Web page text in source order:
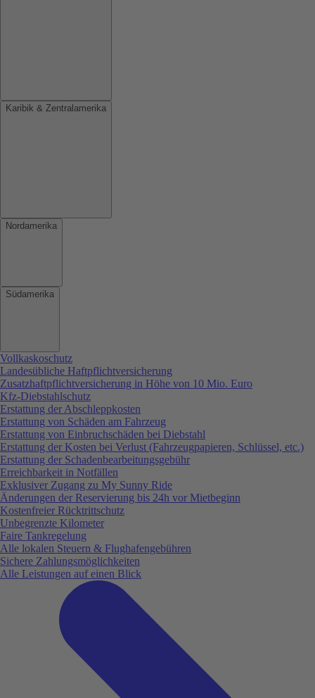
Karibik & Zentralamerika
Nordamerika
Südamerika
Vollkaskoschutz
Landesübliche Haftpflichtversicherung
Zusatzhaftpflichtversicherung in Höhe von 10 Mio. Euro
Kfz-Diebstahlschutz
Erstattung der Abschleppkosten
Erstattung von Schäden am Fahrzeug
Erstattung von Einbruchschäden bei Diebstahl
Erstattung der Kosten bei Verlust (Fahrzeugpapieren, Schlüssel, etc.)
Erstattung der Schadenbearbeitungsgebühr
Erreichbarkeit in Notfällen
Exklusiver Zugang zu My Sunny Ride
Änderungen der Reservierung bis 24h vor Mietbeginn
Kostenfreier Rücktrittschutz
Unbegrenzte Kilometer
Faire Tankregelung
Alle lokalen Steuern & Flughafengebühren
Sichere Zahlungsmöglichkeiten
Alle Leistungen auf einen Blick